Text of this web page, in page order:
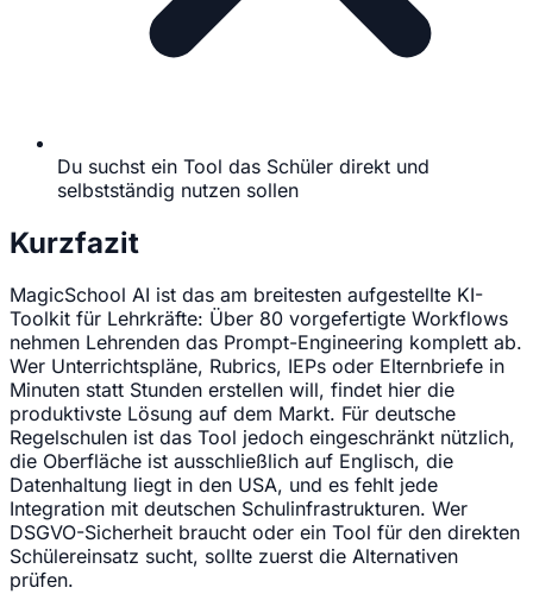
Du suchst ein Tool das Schüler direkt und
selbstständig nutzen sollen
Kurzfazit
MagicSchool AI ist das am breitesten aufgestellte KI-
Toolkit für Lehrkräfte: Über 80 vorgefertigte Workflows
nehmen Lehrenden das Prompt-Engineering komplett ab.
Wer Unterrichtspläne, Rubrics, IEPs oder Elternbriefe in
Minuten statt Stunden erstellen will, findet hier die
produktivste Lösung auf dem Markt. Für deutsche
Regelschulen ist das Tool jedoch eingeschränkt nützlich,
die Oberfläche ist ausschließlich auf Englisch, die
Datenhaltung liegt in den USA, und es fehlt jede
Integration mit deutschen Schulinfrastrukturen. Wer
DSGVO-Sicherheit braucht oder ein Tool für den direkten
Schülereinsatz sucht, sollte zuerst die Alternativen
prüfen.